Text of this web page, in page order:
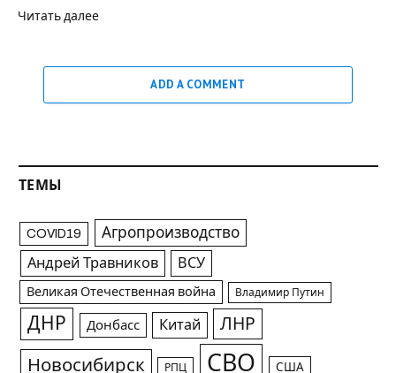
Читать далее
ADD A COMMENT
ТЕМЫ
COVID19 Агропроизводство
Андрей Травников ВСУ
Великая Отечественная война Владимир Путин
ДНР Донбасс Китай ЛНР
Новосибирск РПЦ СВО США